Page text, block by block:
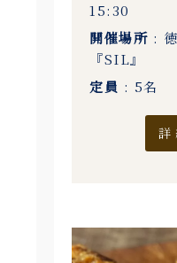
15:30
開催場所 :
『SIL』
定員 : 5名